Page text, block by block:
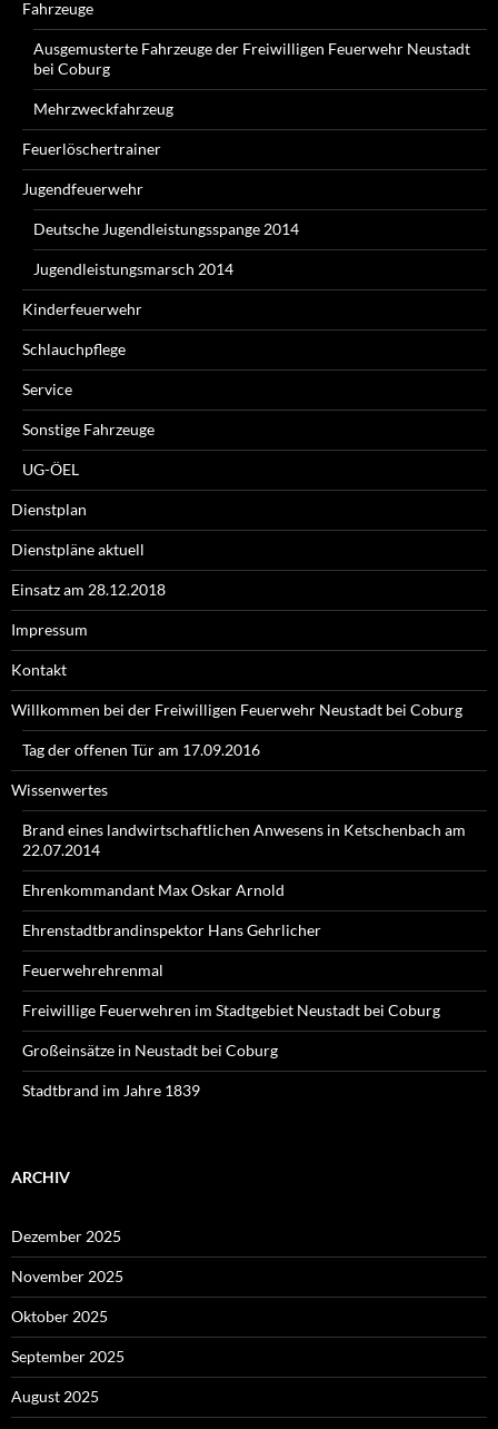
Fahrzeuge
Ausgemusterte Fahrzeuge der Freiwilligen Feuerwehr Neustadt
bei Coburg
Mehrzweckfahrzeug
Feuerlöschertrainer
Jugendfeuerwehr
Deutsche Jugendleistungsspange 2014
Jugendleistungsmarsch 2014
Kinderfeuerwehr
Schlauchpflege
Service
Sonstige Fahrzeuge
UG-ÖEL
Dienstplan
Dienstpläne aktuell
Einsatz am 28.12.2018
Impressum
Kontakt
Willkommen bei der Freiwilligen Feuerwehr Neustadt bei Coburg
Tag der offenen Tür am 17.09.2016
Wissenwertes
Brand eines landwirtschaftlichen Anwesens in Ketschenbach am
22.07.2014
Ehrenkommandant Max Oskar Arnold
Ehrenstadtbrandinspektor Hans Gehrlicher
Feuerwehrehrenmal
Freiwillige Feuerwehren im Stadtgebiet Neustadt bei Coburg
Großeinsätze in Neustadt bei Coburg
Stadtbrand im Jahre 1839
ARCHIV
Dezember 2025
November 2025
Oktober 2025
September 2025
August 2025